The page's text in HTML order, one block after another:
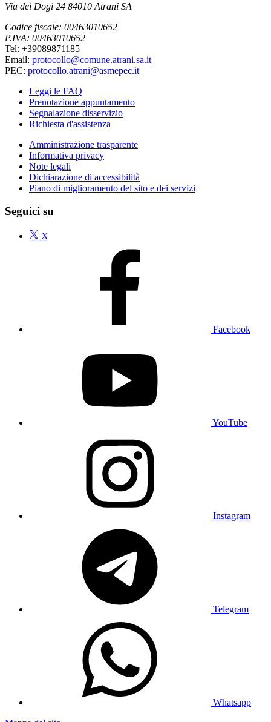
Via dei Dogi 24 84010 Atrani SA
Codice fiscale: 00463010652
P.IVA: 00463010652
Tel: +39089871185
Email: protocollo@comune.atrani.sa.it
PEC: protocollo.atrani@asmepec.it
Leggi le FAQ
Prenotazione appuntamento
Segnalazione disservizio
Richiesta d'assistenza
Amministrazione trasparente
Informativa privacy
Note legali
Dichiarazione di accessibilità
Piano di miglioramento del sito e dei servizi
Seguici su
X
Facebook
YouTube
Instagram
Telegram
Whatsapp